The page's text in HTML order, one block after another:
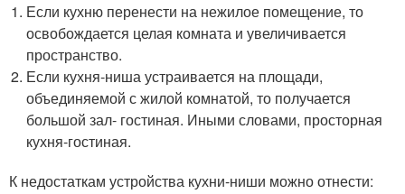
Если кухню перенести на нежилое помещение, то
освобождается целая комната и увеличивается
пространство.
Если кухня-ниша устраивается на площади,
объединяемой с жилой комнатой, то получается
большой зал- гостиная. Иными словами, просторная
кухня-гостиная.
К недостаткам устройства кухни-ниши можно отнести: